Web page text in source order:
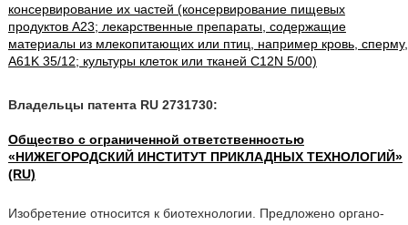
консервирование их частей (консервирование пищевых
продуктов A23; лекарственные препараты, содержащие
материалы из млекопитающих или птиц, например кровь, сперму,
A61K 35/12; культуры клеток или тканей C12N 5/00)
Владельцы патента RU 2731730:
Общество с ограниченной ответственностью
«НИЖЕГОРОДСКИЙ ИНСТИТУТ ПРИКЛАДНЫХ ТЕХНОЛОГИЙ»
(RU)
Изобретение относится к биотехнологии. Предложено органо-